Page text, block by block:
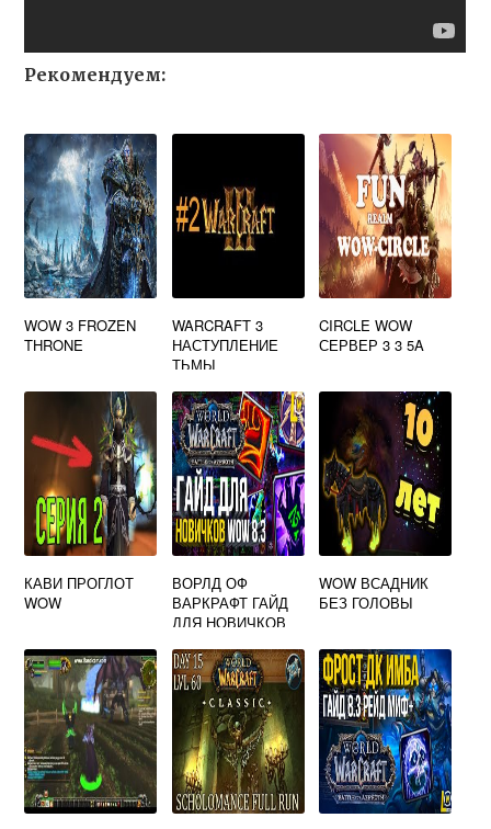
Рекомендуем:
WOW 3 FROZEN
THRONE
WARCRAFT 3
НАСТУПЛЕНИЕ
ТЬМЫ
CIRCLE WOW
СЕРВЕР 3 3 5A
КАВИ ПРОГЛОТ
WOW
ВОРЛД ОФ
ВАРКРАФТ ГАЙД
ДЛЯ НОВИЧКОВ
WOW ВСАДНИК
БЕЗ ГОЛОВЫ